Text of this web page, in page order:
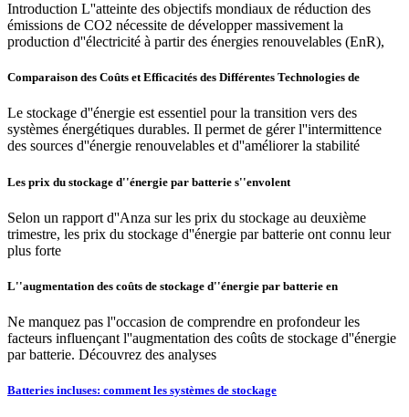
Introduction L''atteinte des objectifs mondiaux de réduction des
émissions de CO2 nécessite de développer massivement la
production d''électricité à partir des énergies renouvelables (EnR),
Comparaison des Coûts et Efficacités des Différentes Technologies de
Le stockage d''énergie est essentiel pour la transition vers des
systèmes énergétiques durables. Il permet de gérer l''intermittence
des sources d''énergie renouvelables et d''améliorer la stabilité
Les prix du stockage d''énergie par batterie s''envolent
Selon un rapport d''Anza sur les prix du stockage au deuxième
trimestre, les prix du stockage d''énergie par batterie ont connu leur
plus forte
L''augmentation des coûts de stockage d''énergie par batterie en
Ne manquez pas l''occasion de comprendre en profondeur les
facteurs influençant l''augmentation des coûts de stockage d''énergie
par batterie. Découvrez des analyses
Batteries incluses: comment les systèmes de stockage